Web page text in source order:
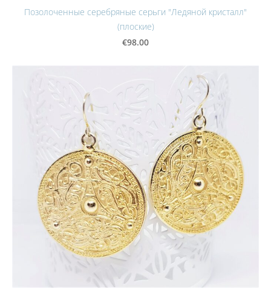
Позолоченные серебряные серьги "Ледяной кристалл"
(плоские)
€98.00